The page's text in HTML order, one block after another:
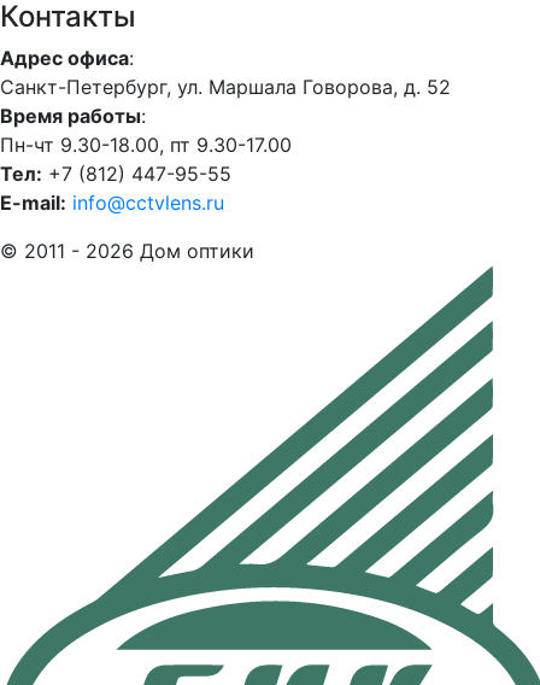
Контакты
Адрес офиса:
Санкт-Петербург, ул. Маршала Говорова, д. 52
Время работы:
Пн-чт 9.30-18.00, пт 9.30-17.00
Тел: +7 (812) 447-95-55
E-mail: info@cctvlens.ru
© 2011 - 2026 Дом оптики